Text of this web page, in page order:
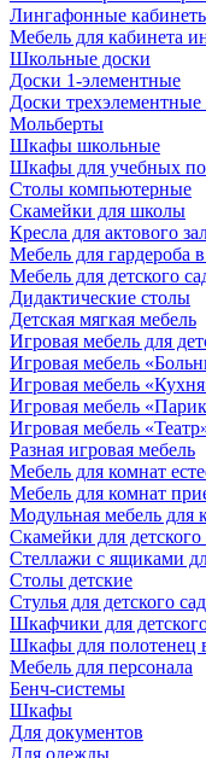
Лингафонные
Мебель для кабинета
Школьные доски
Доски 1-элементные
Доски
Мольберты
Шкафы школьные
Шкафы для учебных
Столы компьютерные
Скамейки для школы
Кресла для актового
Мебель для гардероба
Мебель для детского
Дидактические столы
Детская мягкая мебель
Игровая мебель для
Игровая мебель
Игровая мебель
Игровая мебель
Игровая мебель
Разная игровая мебель
Мебель для комнат
Мебель для комнат
Модульная мебель для
Скамейки для детского
Стеллажи с ящиками
Столы детские
Стулья для детского
Шкафчики для
Шкафы для полотенец
Мебель для персонала
Бенч-системы
Шкафы
Для документов
Для одежды